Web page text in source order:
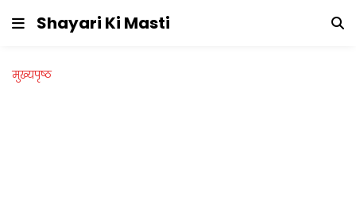
Shayari Ki Masti
मुख्यपृष्ठ